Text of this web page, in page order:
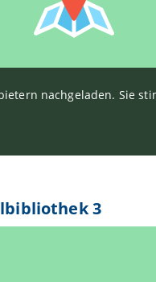
nachgeladen. Sie
3